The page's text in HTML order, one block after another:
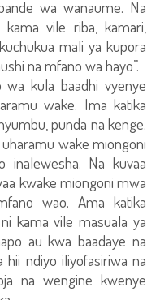
wa wanaume. Na
vile riba, kamari,
mali ya kupora
na mfano wa hayo”.
wa kula baadhi vyenye
wake. Ima katika
punda na kenge.
wake miongoni
Na kuvaa
kwake miongoni mwa
wao. Ama katika
kama vile masuala ya
au kwa baadaye na
ndiyo iliyofasiriwa na
na wengine kwenye